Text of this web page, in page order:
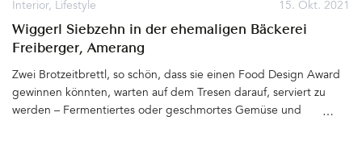
15. Okt. 2021
Interior, Lifestyle
Wiggerl Siebzehn in der ehemaligen Bäckerei
Freiberger, Amerang
Zwei Brotzeitbrettl, so schön, dass sie einen Food Design Award
gewinnen könnten, warten auf dem Tresen darauf, serviert zu
werden – Fermentiertes oder geschmortes Gemüse und